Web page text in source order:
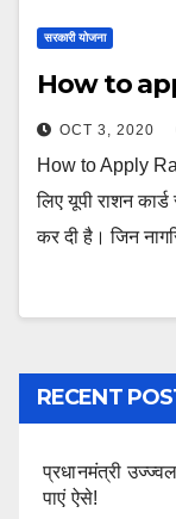
सरकारी योजना
How to
OCT 3, 2020
How to Apply
लिए यूपी राशन
कर दी है। जिन
RECENT
प्रधानमंत्री
पाएं ऐसे!